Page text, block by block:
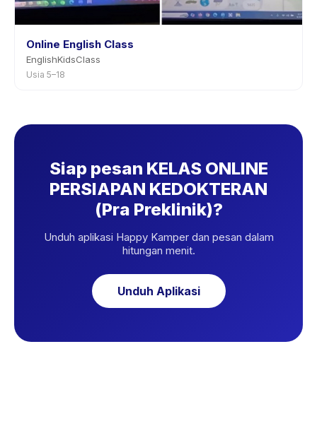
Online English Class
EnglishKidsClass
Usia 5–18
Siap pesan KELAS ONLINE
PERSIAPAN KEDOKTERAN
(Pra Preklinik)?
Unduh aplikasi Happy Kamper dan pesan dalam
hitungan menit.
Unduh Aplikasi